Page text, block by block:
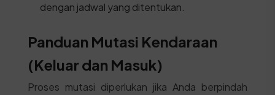
dengan jadwal yang ditentukan.
Panduan Mutasi Kendaraan
(Keluar dan Masuk)
Proses mutasi diperlukan jika Anda berpindah